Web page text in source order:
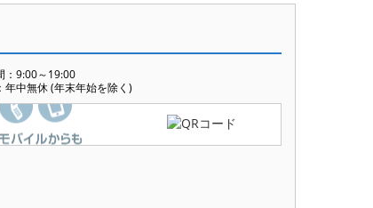
：9:00～19:00
年中無休 (年末年始を除く)